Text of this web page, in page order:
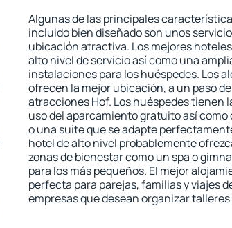
Algunas de las principales
incluido bien diseñado son unos
ubicación atractiva. Los mejores
alto nivel de servicio así como una
instalaciones para los huéspedes. Los
ofrecen la mejor ubicación, a un paso
atracciones Hof. Los huéspedes tienen
uso del aparcamiento gratuito así
o una suite que se adapte
hotel de alto nivel probablemente
zonas de bienestar como un spa o
para los más pequeños. El mejor
perfecta para parejas, familias y viajes
empresas que desean organizar